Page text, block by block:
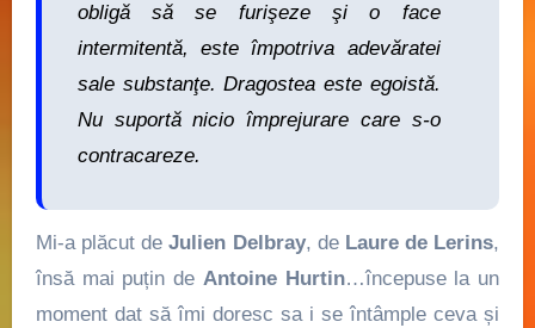
obligă să se furişeze şi o face
intermitentă, este împotriva adevăratei
sale substanţe. Dragostea este egoistă.
Nu suportă nicio împrejurare care s-o
contracareze.
Mi-a plăcut deJulien Delbray, de Laure de Lerins,
însă mai puțin de Antoine Hurtin…începuse la un
moment dat să îmi doresc sa i se întâmple ceva și